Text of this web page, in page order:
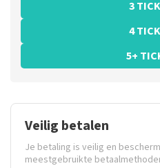
3
4
5+
Veilig betalen
Je betaling is veilig en
meestgebruikte